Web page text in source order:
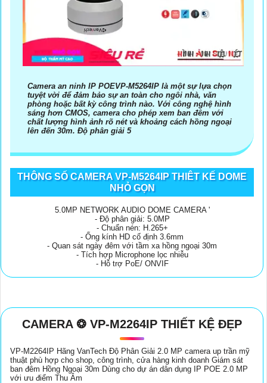
Camera an ninh IP POEVP-M5264IP là một sự lựa chọn
tuyệt vời để đảm bảo sự an toàn cho ngôi nhà, văn
phòng hoặc bất kỳ công trình nào. Với công nghệ hình
sáng hơn CMOS, camera cho phép xem ban đêm với
chất lượng hình ảnh rõ nét và khoảng cách hồng ngoại
lên đến 30m. Độ phân giải 5
THÔNG SỐ CAMERA VP-M5264IP THIÊT KẾ DOME
NHỎ GỌN
5.0MP NETWORK AUDIO DOME CAMERA '
- Độ phân giải: 5.0MP
- Chuẩn nén: H.265+
- Ống kính HD cố định 3.6mm
- Quan sát ngày đêm với tầm xa hồng ngoại 30m
- Tích hợp Microphone lọc nhiễu
- Hỗ trợ PoE/ ONVIF
CAMERA ❂ VP-M2264IP THIẾT KỆ ĐẸP
VP-M2264IP Hãng VanTech Độ Phân Giải 2.0 MP camera up trần mỹ
thuật phù hợp cho shop, công trình, cửa hàng kinh doanh Giám sát
ban đêm Hồng Ngoại 30m Dùng cho dự án dân dụng IP POE 2.0 MP
với ưu điểm Thu Âm